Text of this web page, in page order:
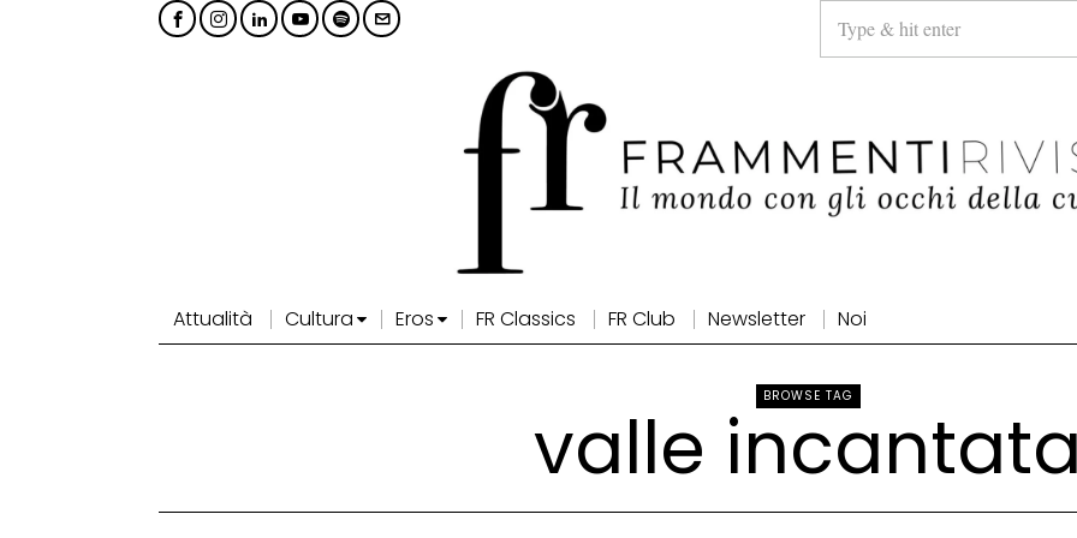
Attualità Cultura Eros FR Classics FR Club Newsletter Noi
BROWSE TAG
valle